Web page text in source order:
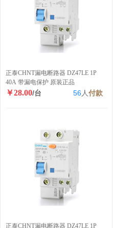
正泰CHNT漏电断路器 DZ47LE 1P
40A 带漏电保护 原装正品
￥28.00/台 56人付款
正泰CHNT漏电断路器 DZ47LE 1P